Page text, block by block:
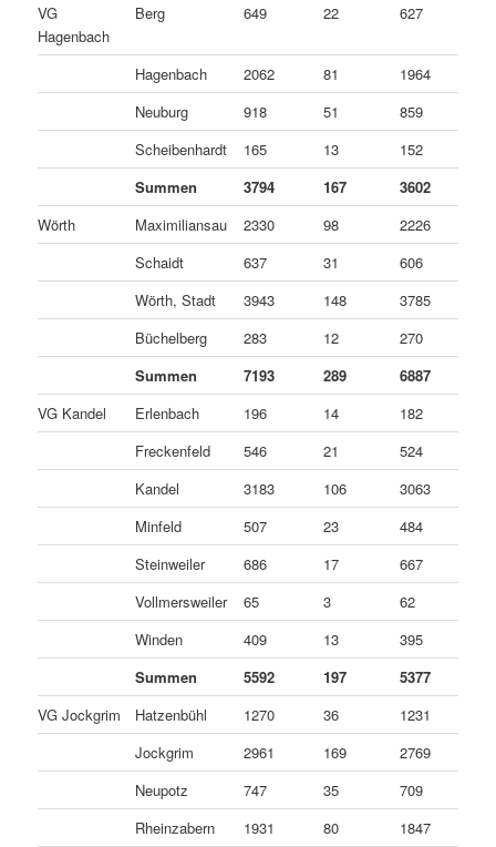
VG
Hagenbach
Berg 649 22 627
Hagenbach 2062 81 1964
Neuburg
918 51 859
Scheibenhardt
165 13 152
Summen
3794 167 3602
Wörth
Maximiliansau 2330 98 2226
Schaidt
637 31 606
Wörth, Stadt
3943 148 3785
Büchelberg
283 12 270
Summen
7193 289 6887
VG Kandel
Erlenbach 196 14 182
Freckenfeld
546 21 524
Kandel
3183 106 3063
Minfeld
507 23 484
Steinweiler
686 17 667
Vollmersweiler
65 3 62
Winden
409 13 395
Summen
5592 197 5377
VG Jockgrim
Hatzenbühl 1270 36 1231
Jockgrim
2961 169 2769
Neupotz
747 35 709
Rheinzabern
1931 80 1847